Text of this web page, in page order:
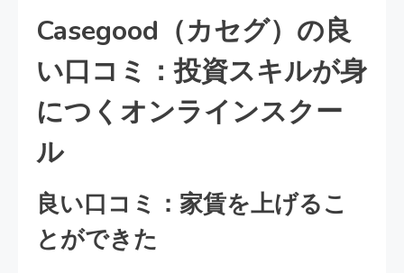
Casegood（カセグ）の良
い口コミ：投資スキルが身
につくオンラインスクー
ル
良い口コミ：家賃を上げるこ
とができた